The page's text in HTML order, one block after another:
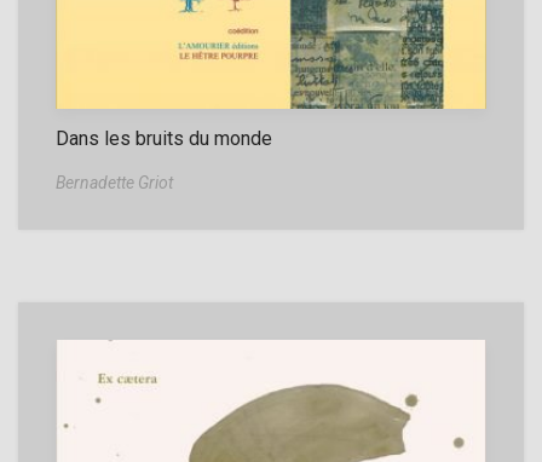
Dans les bruits du monde
Bernadette Griot